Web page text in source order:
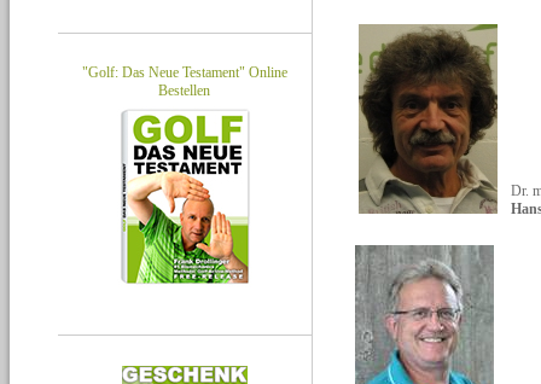
"Golf: Das Neue Testament" Online
Bestellen
Dr.